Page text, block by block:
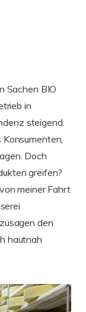
Sachen BIO
in
steigend.
Doch
greifen?
meiner Fahrt
den
hautnah